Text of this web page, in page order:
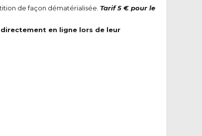
de façon dématérialisée. Tarif 5 € pour le
en ligne lors de leur